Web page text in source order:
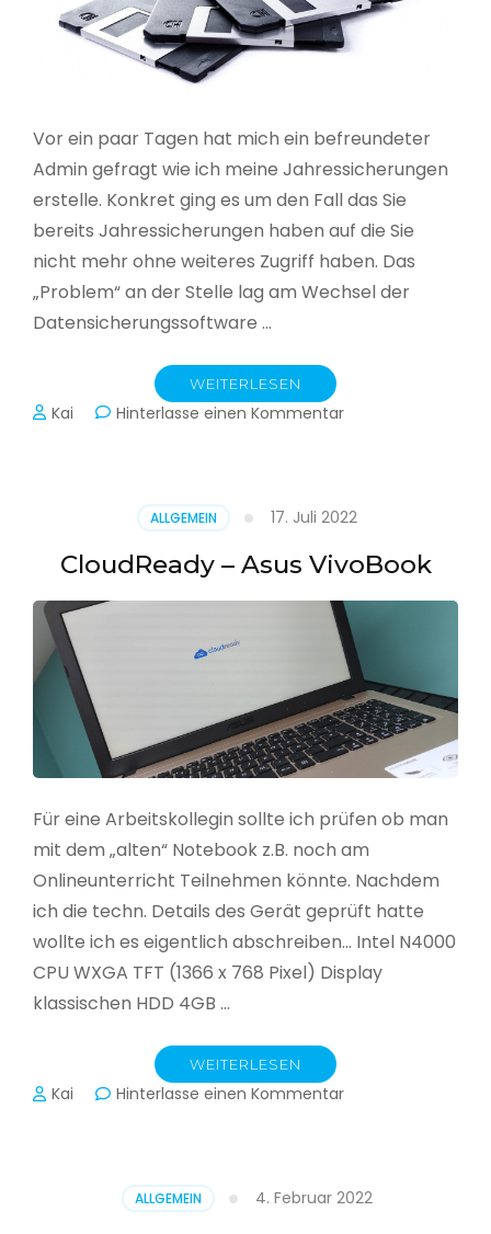
Vor ein paar Tagen hat mich ein befreundeter
Admin gefragt wie ich meine Jahressicherungen
erstelle. Konkret ging es um den Fall das Sie
bereits Jahressicherungen haben auf die Sie
nicht mehr ohne weiteres Zugriff haben. Das
„Problem“ an der Stelle lag am Wechsel der
Datensicherungssoftware …
WEITERLESEN
Kai Hinterlasse einen Kommentarzu
Jahressicherung
ALLGEMEIN 17. Juli 2022
CloudReady – Asus VivoBook
Für eine Arbeitskollegin sollte ich prüfen ob man
mit dem „alten“ Notebook z.B. noch am
Onlineunterricht Teilnehmen könnte. Nachdem
ich die techn. Details des Gerät geprüft hatte
wollte ich es eigentlich abschreiben… Intel N4000
CPU WXGA TFT (1366 x 768 Pixel) Display
klassischen HDD 4GB …
WEITERLESEN
Kai Hinterlasse einen Kommentarzu
ALLGEMEIN 4. Februar 2022